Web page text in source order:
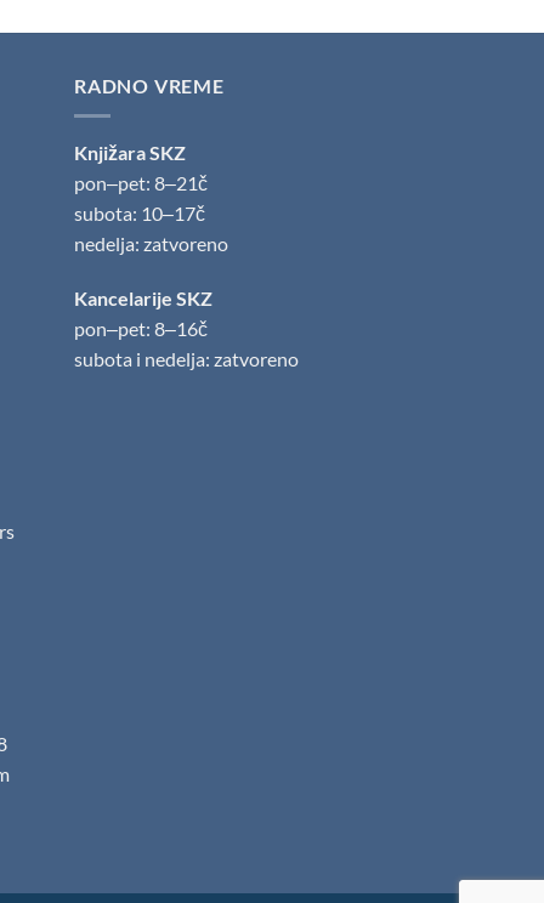
RADNO VREME
Knjižara SKZ
pon‒pet: 8‒21č
subota: 10‒17č
nedelja: zatvoreno
Kancelarije SKZ
pon‒pet: 8‒16č
subota i nedelja: zatvoreno